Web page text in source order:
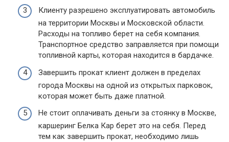
Клиенту разрешено эксплуатировать автомобиль
на территории Москвы и Московской области.
Расходы на топливо берет на себя компания.
Транспортное средство заправляется при помощи
топливной карты, которая находится в бардачке.
Завершить прокат клиент должен в пределах
города Москвы на одной из открытых парковок,
которая может быть даже платной.
Не стоит оплачивать деньги за стоянку в Москве,
каршеринг Белка Кар берет это на себя. Перед
тем как завершить прокат, необходимо лишь